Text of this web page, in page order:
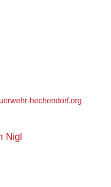
hechendorf.org
Nigl